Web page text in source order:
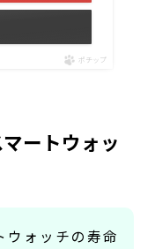
ポチップ
マートウォッ
ウォッチの寿命